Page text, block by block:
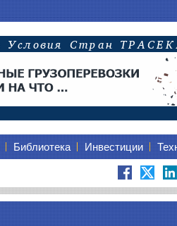
Библиотека Инвестиции